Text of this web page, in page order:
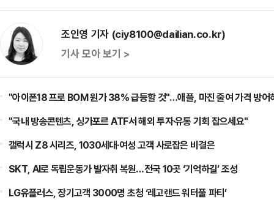
조인영 기자 (ciy8100@dailian.co.kr)
기사 모아 보기 >
"아이폰18 프로 BOM 원가 38% 급등할 것"…애플, 마진 줄여 가격 방어
"국내 방송콘텐츠, 싱가포르 ATF서 해외 투자·유통 기회 잡으세요"
갤럭시 Z8 시리즈, 1030세대·여성 고객 사로잡은 비결은
SKT, AI로 독립운동가 발자취 복원…전국 10곳 ‘기억하길’ 조성
LG유플러스, 장기고객 3000명 초청 ‘레고랜드 워터풀 파티’